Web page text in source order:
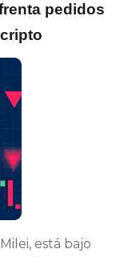
pedidos
está bajo